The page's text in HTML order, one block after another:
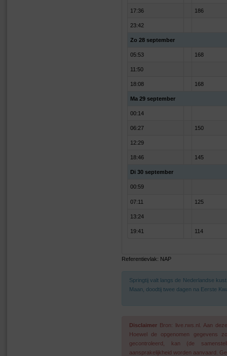
17:36 186
23:42
Zo 28 september
05:53 168
11:50
18:08 168
Ma 29 september
00:14
06:27 150
12:29
18:46 145
Di 30 september
00:59
07:11 125
13:24
19:41 114
Referentievlak: NAP
Springtij valt langs de Nederlandse
Maan, doodtij twee dagen na Eerste
Disclaimer Bron: live.rws.nl. Aan
Hoewel de opgenomen gegevens
gecontroleerd, kan (de
aansprakelijkheid worden aanvaard.